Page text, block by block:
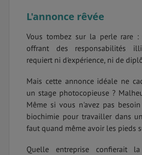
L'annonce rêvée
Vous tombez sur la perle rare :
offrant des responsabilités
requiert ni d'expérience, ni de
Mais cette annonce idéale ne
un stage photocopieuse ?
Même si vous n'avez pas
biochimie pour travailler dans
faut quand même avoir les pieds
Quelle entreprise confierait